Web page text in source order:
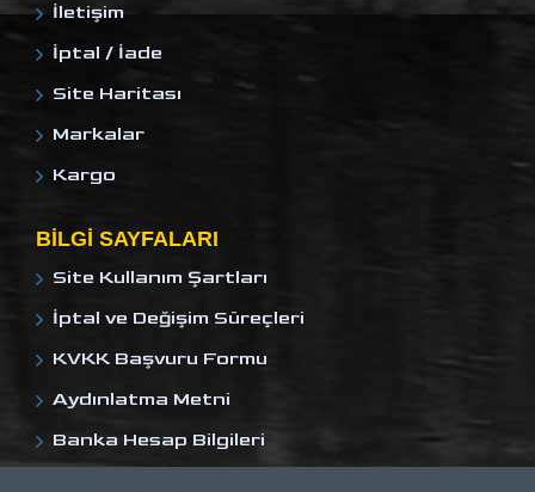
İletişim
İptal / İade
Site Haritası
Markalar
Kargo
BILGI SAYFALARI
Site Kullanım Şartları
İptal ve Değişim Süreçleri
KVKK Başvuru Formu
Aydınlatma Metni
Banka Hesap Bilgileri